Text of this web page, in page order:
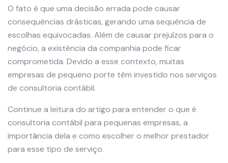
O fato é que uma decisão errada pode causar
consequências drásticas, gerando uma sequência de
escolhas equivocadas. Além de causar prejuízos para o
negócio, a existência da companhia pode ficar
comprometida. Devido a esse contexto, muitas
empresas de pequeno porte têm investido nos serviços
de consultoria contábil.
Continue a leitura do artigo para entender o que é
consultoria contábil para pequenas empresas, a
importância dela e como escolher o melhor prestador
para esse tipo de serviço.